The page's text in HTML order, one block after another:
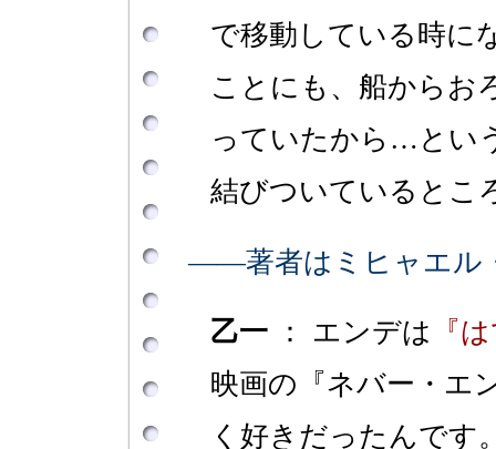
で移動している時に
ことにも、船からお
っていたから…とい
結びついているとこ
――著者はミヒャエル
乙一 ： エンデは
『
映画の『ネバー・エ
く好きだったんです